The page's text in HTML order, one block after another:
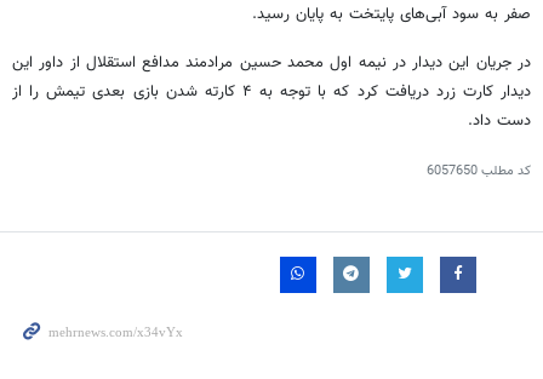
صفر به سود آبی‌های پایتخت به پایان رسید.
در جریان این دیدار در نیمه اول محمد حسین مرادمند مدافع استقلال از داور این
دیدار کارت زرد دریافت کرد که با توجه به ۴ کارته شدن بازی بعدی تیمش را از
دست داد.
کد مطلب6057650